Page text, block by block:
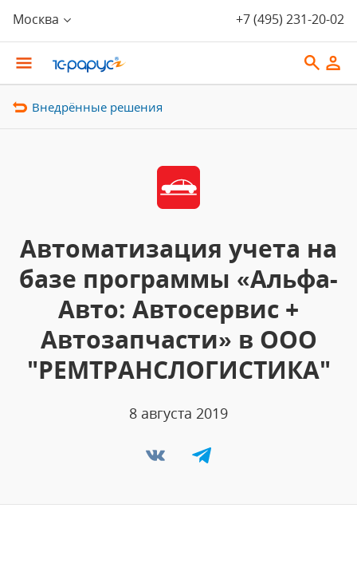
Москва +7 (495) 231-20-02
Внедрённые решения
Автоматизация учета на
базе программы «Альфа-
Авто: Автосервис +
Автозапчасти» в ООО
"РЕМТРАНСЛОГИСТИКА"
8 августа 2019